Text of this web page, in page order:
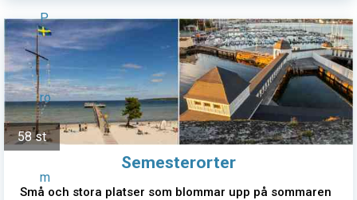
P
ro
m
58 st
Semesterorter
Små och stora platser som blommar upp på sommaren